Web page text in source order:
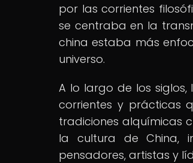
por las corrientes
se centraba en la
china estaba más
universo.
A lo largo de los
corrientes y prácticas
tradiciones alquímicas
la cultura de China,
pensadores, artistas y